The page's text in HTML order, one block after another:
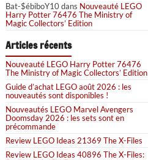
Bat-$ébiboY10dans Nouveauté LEGO
Harry Potter 76476 The Ministry of
Magic Collectors’ Edition
Articles récents
Nouveauté LEGO Harry Potter 76476
The Ministry of Magic Collectors’ Edition
Guide d’achat LEGO août 2026 : les
nouveautés sont disponibles !
Nouveautés LEGO Marvel Avengers
Doomsday 2026 : les sets sont en
précommande
Review LEGO Ideas 21369 The X-Files
Review LEGO Ideas 40896 The X-Files: